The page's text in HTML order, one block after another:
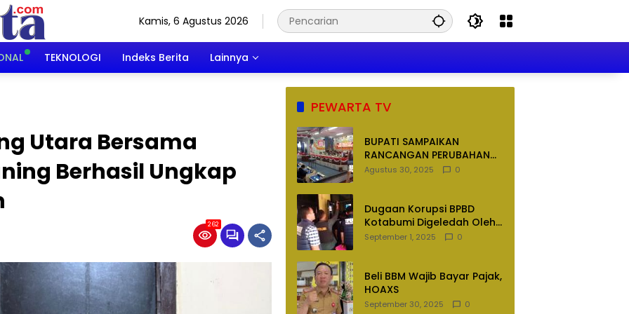
Kamis, 6 Agustus 2026
TEKNOLOGI Indeks Berita Lainnya
Utara Bersama
Berhasil Ungkap
262
PEWARTA TV
BUPATI SAMPAIKAN
RANCANGAN PERUBAHAN
APBD TAHUN ANGGARAN
Agustus 30, 2025 0
Dugaan Korupsi BPBD
Kotabumi Digeledah Oleh
Tim Penyidik Polres
September 1, 2025 0
Beli BBM Wajib Bayar Pajak,
HOAXS
September 30, 2025 0